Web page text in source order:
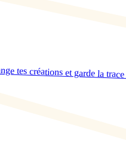
tes créations et garde la